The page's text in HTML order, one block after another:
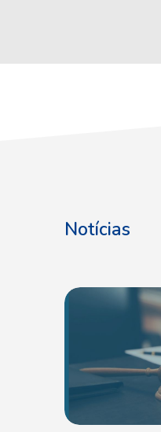
Notícias